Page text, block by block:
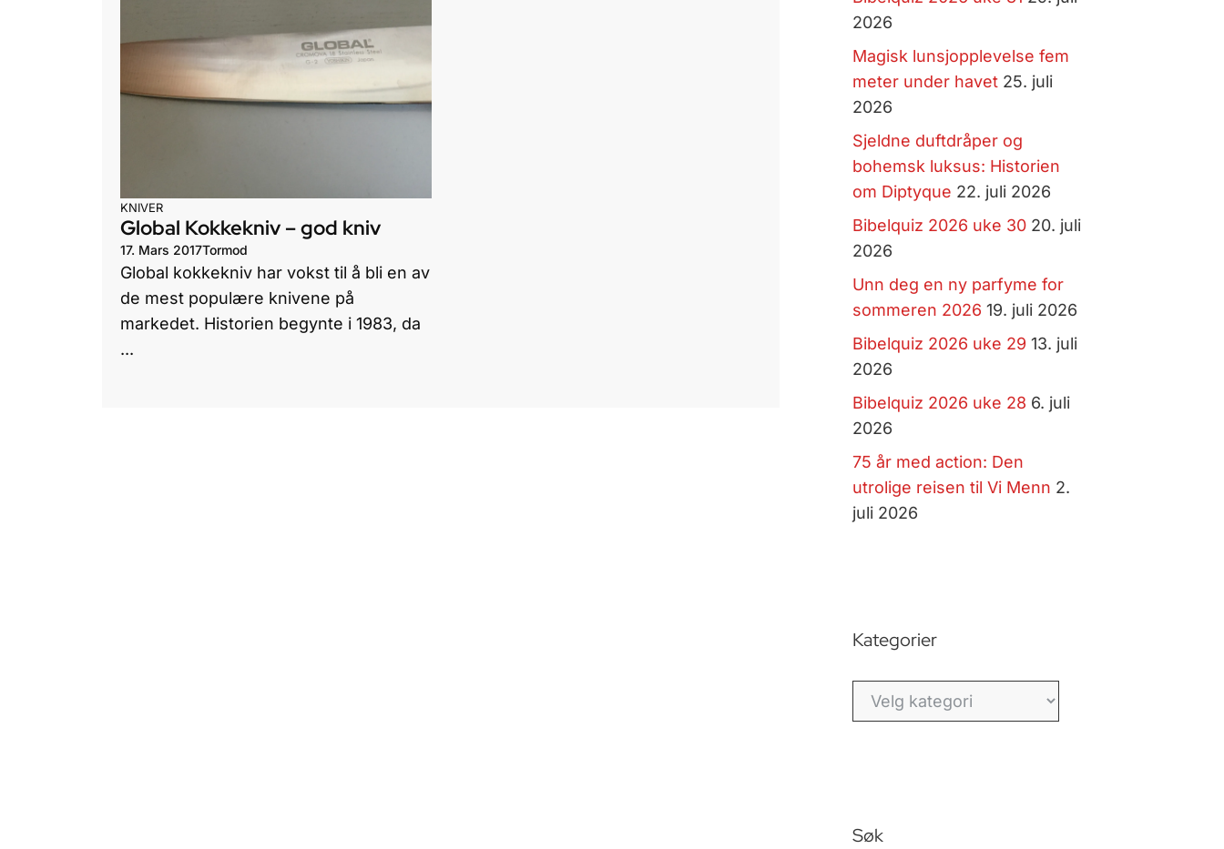
KNIVER
Global Kokkekniv – god kniv
17. Mars 2017Tormod
Global kokkekniv har vokst til å bli en av
de mest populære knivene på
markedet. Historien begynte i 1983, da
...
2026
Magisk lunsjopplevelse fem
meter under havet 25. juli
2026
Sjeldne duftdråper og
bohemsk luksus: Historien
om Diptyque 22. juli 2026
Bibelquiz 2026 uke 30 20. juli
2026
Unn deg en ny parfyme for
sommeren 2026 19. juli 2026
Bibelquiz 2026 uke 29 13. juli
2026
Bibelquiz 2026 uke 28 6. juli
2026
75 år med action: Den
utrolige reisen til Vi Menn 2.
juli 2026
Kategorier
Kategorier
Søk